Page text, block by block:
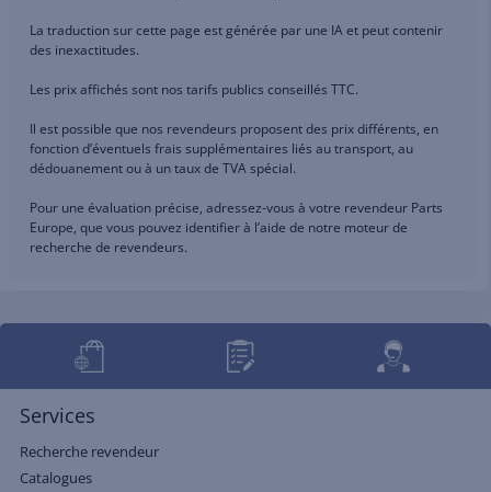
La traduction sur cette page est générée par une IA et peut contenir
des inexactitudes.
Les prix affichés sont nos tarifs publics conseillés TTC.
Il est possible que nos revendeurs proposent des prix différents, en
fonction d’éventuels frais supplémentaires liés au transport, au
dédouanement ou à un taux de TVA spécial.
Pour une évaluation précise, adressez-vous à votre revendeur Parts
Europe, que vous pouvez identifier à l’aide de notre moteur de
recherche de revendeurs.
Services
Recherche revendeur
Catalogues